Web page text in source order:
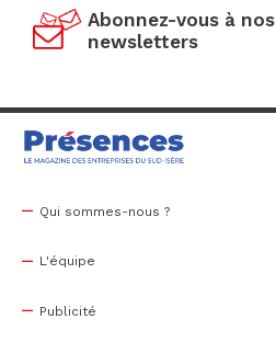
Abonnez-vous à nos
newsletters
Qui sommes-nous ?
L'équipe
Publicité